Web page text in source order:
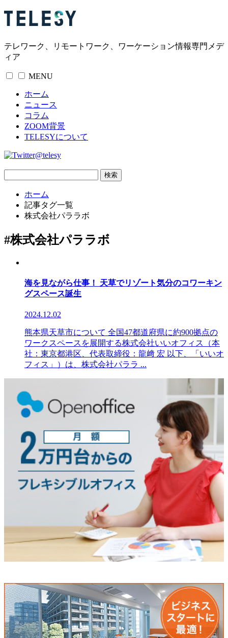
テレワーク、リモートワーク、ワーケーション情報専門メデ
ィア
MENU
ホーム
ニュース
コラム
ZOOM背景
TELESYについて
@telesy
ホーム
記事タグ一覧
株式会社パララボ
#株式会社パララボ
海を見ながら仕事！ 天草でリゾート気分のコワーキン
グスペース誕生
2024.12.02
熊本県天草市について 全国47都道府県に約900拠点の
ワークスペースを展開する株式会社いいオフィス（本
社：東京都港区、代表取締役：龍﨑 宏 以下、「いいオ
フィス」）は、株式会社パララ ...